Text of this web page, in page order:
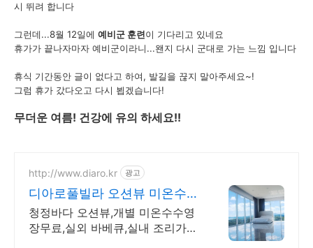
시 뛰려 합니다
그런데...8월 12일에 예비군 훈련이 기다리고 있네요
휴가가 끝나자마자 예비군이라니...왠지 다시 군대로 가는 느낌 입니다
휴식 기간동안 글이 없다고 하여, 발길을 끊지 말아주세요~!
그럼 휴가 갔다오고 다시 뵙겠습니다!
무더운 여름! 건강에 유의 하세요!!
http://www.diaro.kr 광고
디아로풀빌라 오션뷰 미온수무
료 반려견동반
청정바다 오션뷰,개별 미온수수영
장무료,실외 바베큐,실내 조리가능,